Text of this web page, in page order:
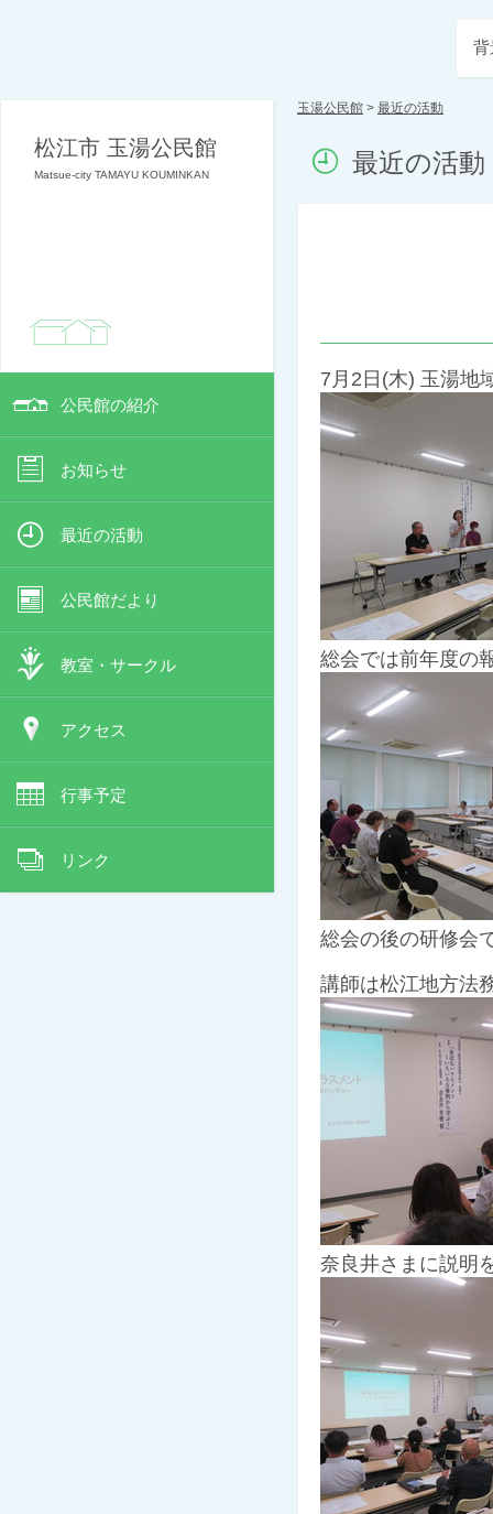
松江市 玉湯公民館
Matsue-city TAMAYU KOUMINKAN
公民館の紹介
お知らせ
最近の活動
公民館だより
教室・サークル
アクセス
行事予定
リンク
背
玉湯公民館 > 最近の活動
最近の活動
7月2日(木) 玉湯地
総会では前年度の
総会の後の研修会
講師は松江地方法
奈良井さまに説明